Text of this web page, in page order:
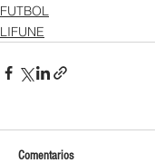
FUTBOL
LIFUNE
Comentarios